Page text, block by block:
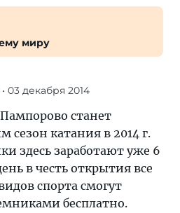
миру
• 03 декабря 2014
станет
катания в 2014 г.
здесь заработают уже 6
в честь открытия все
спорта смогут
бесплатно.